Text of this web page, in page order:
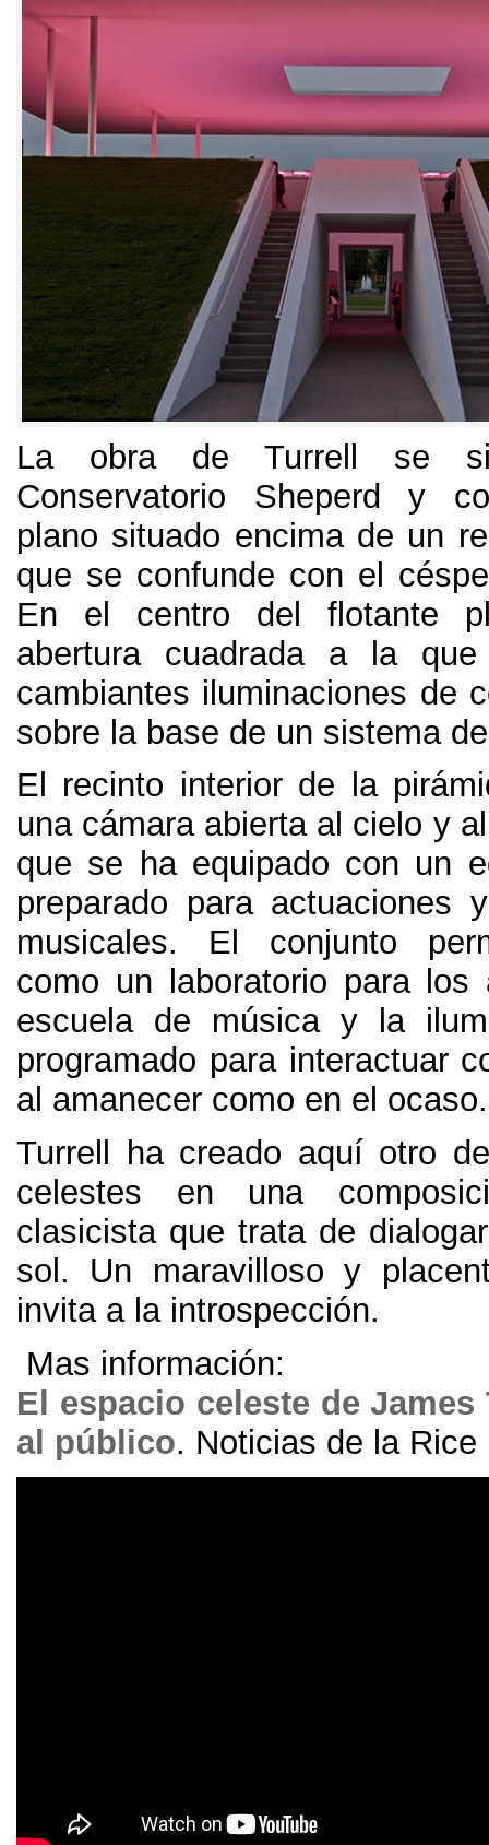
La obra de Turrell se
Conservatorio Sheperd y
plano situado encima de un
que se confunde con el
En el centro del flotante
abertura cuadrada a la
cambiantes iluminaciones de
sobre la base de un sistema
El recinto interior de la
una cámara abierta al cielo y
que se ha equipado con un
preparado para actuaciones
musicales. El conjunto
como un laboratorio para los
escuela de música y la
programado para interactuar
al amanecer como en el ocaso.
Turrell ha creado aquí otro
celestes en una
clasicista que trata de
sol . Un maravilloso y
invita a la introspección.
Mas información:
El espacio celeste de James
al público. Noticias de la Rice